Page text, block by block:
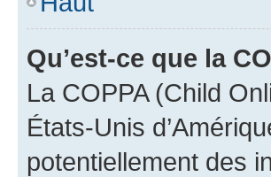
Qu’est-ce que la
La COPPA (Child
États-Unis
potentiellement des